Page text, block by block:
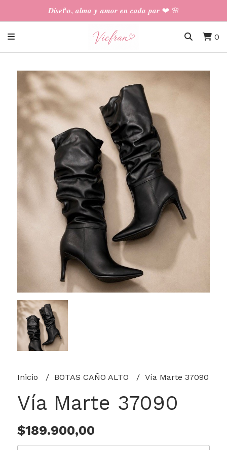
𝑫𝒊𝒔𝒆ñ𝒐, 𝒂𝒍𝒎𝒂 𝒚 𝒂𝒎𝒐𝒓 𝒆𝒏 𝒄𝒂𝒅𝒂 𝒑𝒂𝒓 ❤︎ 🌸
0
Inicio BOTAS CAÑO ALTO Vía Marte 37090
Vía Marte 37090
$189.900,00